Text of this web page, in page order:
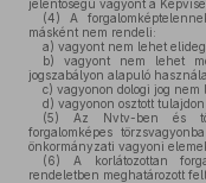
jelentőségű vagyont a
(4) A
másként nem rendeli:
a) vagyont nem lehet
b) vagyont nem lehet
jogszabályon alapuló
c) vagyonon dologi jog nem
d) vagyonon osztott
(5) Az Nvtv-ben és
forgalomképes
önkormányzati vagyoni
(6) A korlátozottan
rendeletben meghatározott